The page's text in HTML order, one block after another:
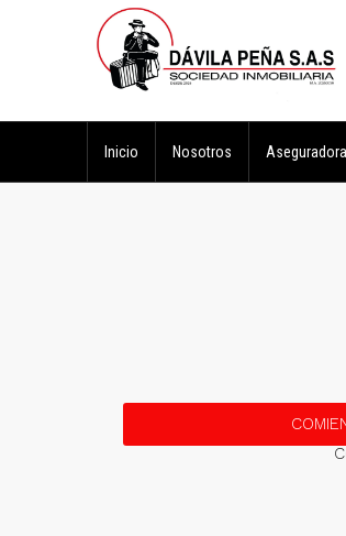
Inicio Nosotros